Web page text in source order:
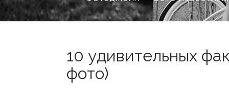
10 удивительных
фото)